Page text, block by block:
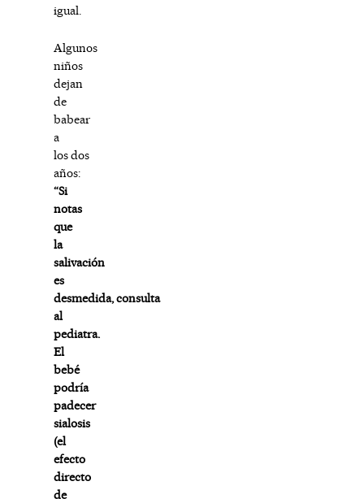
igual.
Algunos
niños
dejan
de
babear
a
los dos
años:
“Si
notas
que
la
salivación
es
desmedida, consulta
al
pediatra.
El
bebé
podría
padecer
sialosis
(el
efecto
directo
de